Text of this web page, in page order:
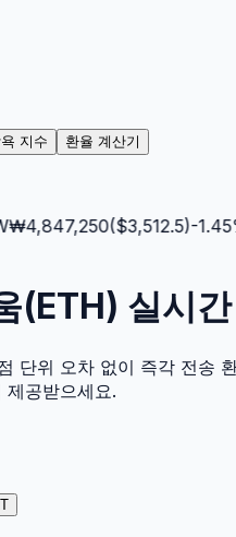
지수 환율 계산기
4,847,250($3,512.5)-1.45%
실시
단위 오차 없이 즉각 전송
제공받으세요.